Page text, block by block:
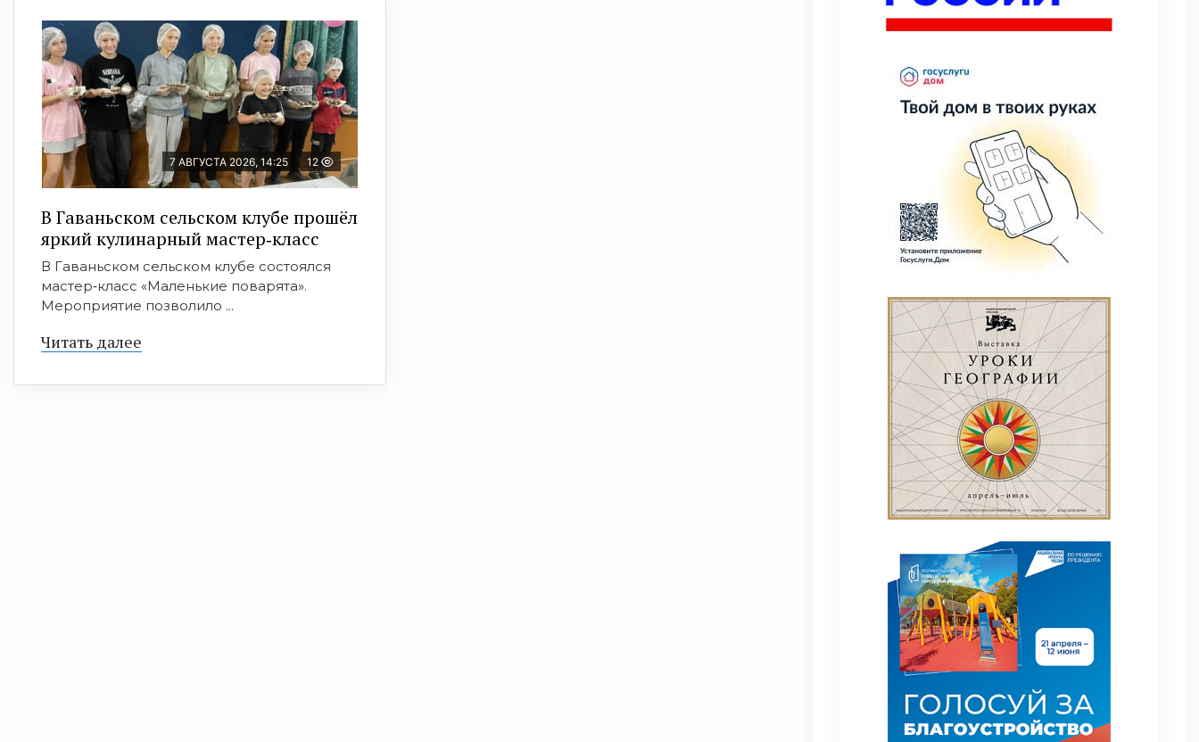
7 АВГУСТА 2026, 14:25 12
В Гаваньском сельском клубе прошёл
яркий кулинарный мастер‑класс
В Гаваньском сельском клубе состоялся
мастер‑класс «Маленькие поварята».
Мероприятие позволило ...
Читать далее